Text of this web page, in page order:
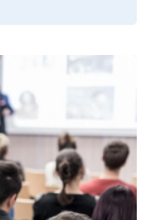
l’agenda